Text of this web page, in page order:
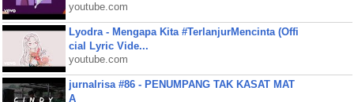
youtube.com
Lyodra - Mengapa Kita #TerlanjurMencinta (Offi
cial Lyric Vide...
youtube.com
jurnalrisa #86 - PENUMPANG TAK KASAT MAT
A